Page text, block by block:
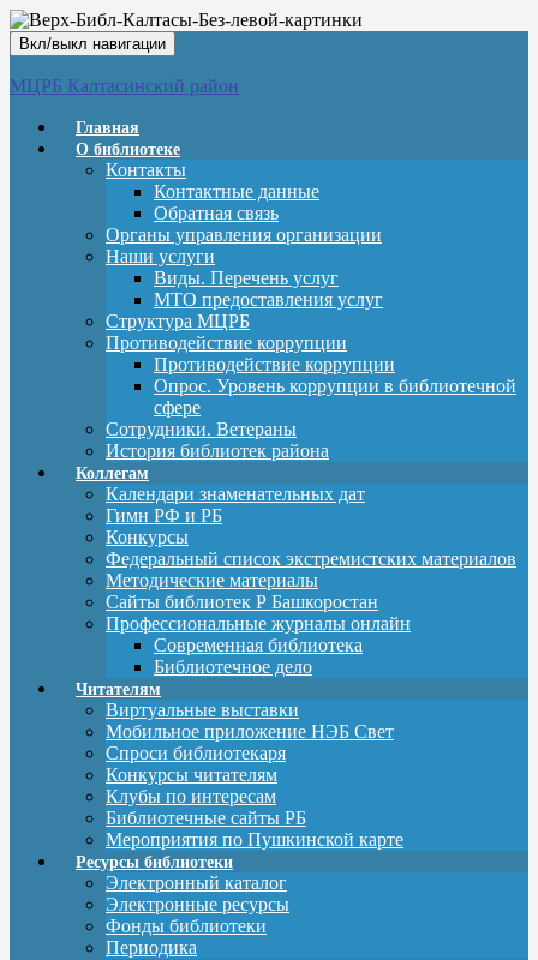
Вкл/выкл навигации
МЦРБ Калтасинский район
Главная
О библиотеке
Контакты
Контактные данные
Обратная связь
Органы управления организации
Наши услуги
Виды. Перечень услуг
МТО предоставления услуг
Структура МЦРБ
Противодействие коррупции
Противодействие коррупции
Опрос. Уровень коррупции в библиотечной
сфере
Сотрудники. Ветераны
История библиотек района
Коллегам
Календари знаменательных дат
Гимн РФ и РБ
Конкурсы
Федеральный список экстремистских материалов
Методические материалы
Сайты библиотек Р Башкоростан
Профессиональные журналы онлайн
Современная библиотека
Библиотечное дело
Читателям
Виртуальные выставки
Мобильное приложение НЭБ Свет
Спроси библиотекаря
Конкурсы читателям
Клубы по интересам
Библиотечные сайты РБ
Мероприятия по Пушкинской карте
Ресурсы библиотеки
Электронный каталог
Электронные ресурсы
Фонды библиотеки
Периодика